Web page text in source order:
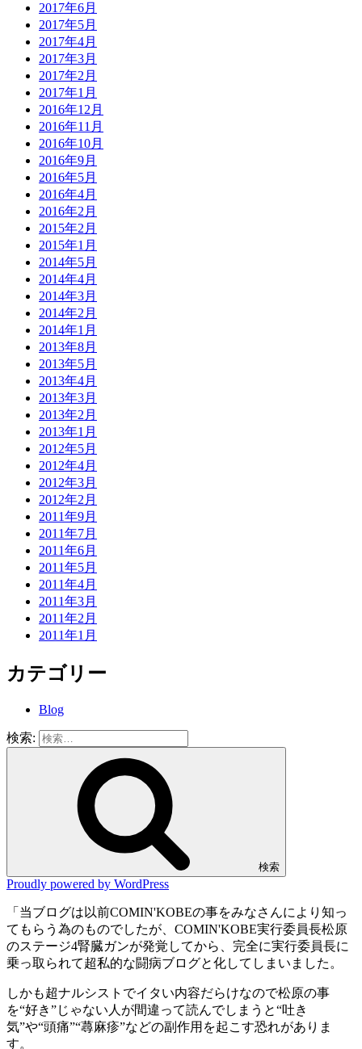
2017年6月
2017年5月
2017年4月
2017年3月
2017年2月
2017年1月
2016年12月
2016年11月
2016年10月
2016年9月
2016年5月
2016年4月
2016年2月
2015年2月
2015年1月
2014年5月
2014年4月
2014年3月
2014年2月
2014年1月
2013年8月
2013年5月
2013年4月
2013年3月
2013年2月
2013年1月
2012年5月
2012年4月
2012年3月
2012年2月
2011年9月
2011年7月
2011年6月
2011年5月
2011年4月
2011年3月
2011年2月
2011年1月
カテゴリー
Blog
検索:
検索
Proudly powered by WordPress
「当ブログは以前COMIN'KOBEの事をみなさんにより知っ
てもらう為のものでしたが、COMIN'KOBE実行委員長松原
のステージ4腎臓ガンが発覚してから、完全に実行委員長に
乗っ取られて超私的な闘病ブログと化してしまいました。
しかも超ナルシストでイタい内容だらけなので松原の事
を“好き”じゃない人が間違って読んでしまうと“吐き
気”や“頭痛”“蕁麻疹”などの副作用を起こす恐れがありま
す。